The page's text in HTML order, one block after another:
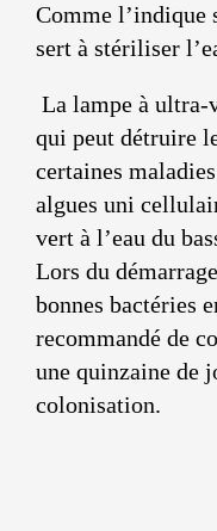
Comme l’indique
sert à stériliser
La lampe à ultra-
qui peut détruire
certaines
algues uni
vert à l’eau du
Lors du
bonnes bactéries
recommandé de
une quinzaine de
colonisation.